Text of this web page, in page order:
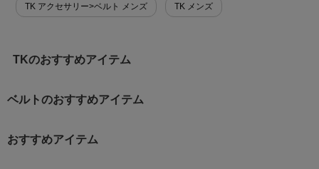
TK アクセサリー>ベルト メンズ TK メンズ
TKのおすすめアイテム
ベルトのおすすめアイテム
おすすめアイテム